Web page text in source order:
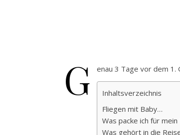
G enau 3 Tage vor dem 1.
Inhaltsverzeichnis
Fliegen mit Baby…
Was packe ich für
Was gehört in die